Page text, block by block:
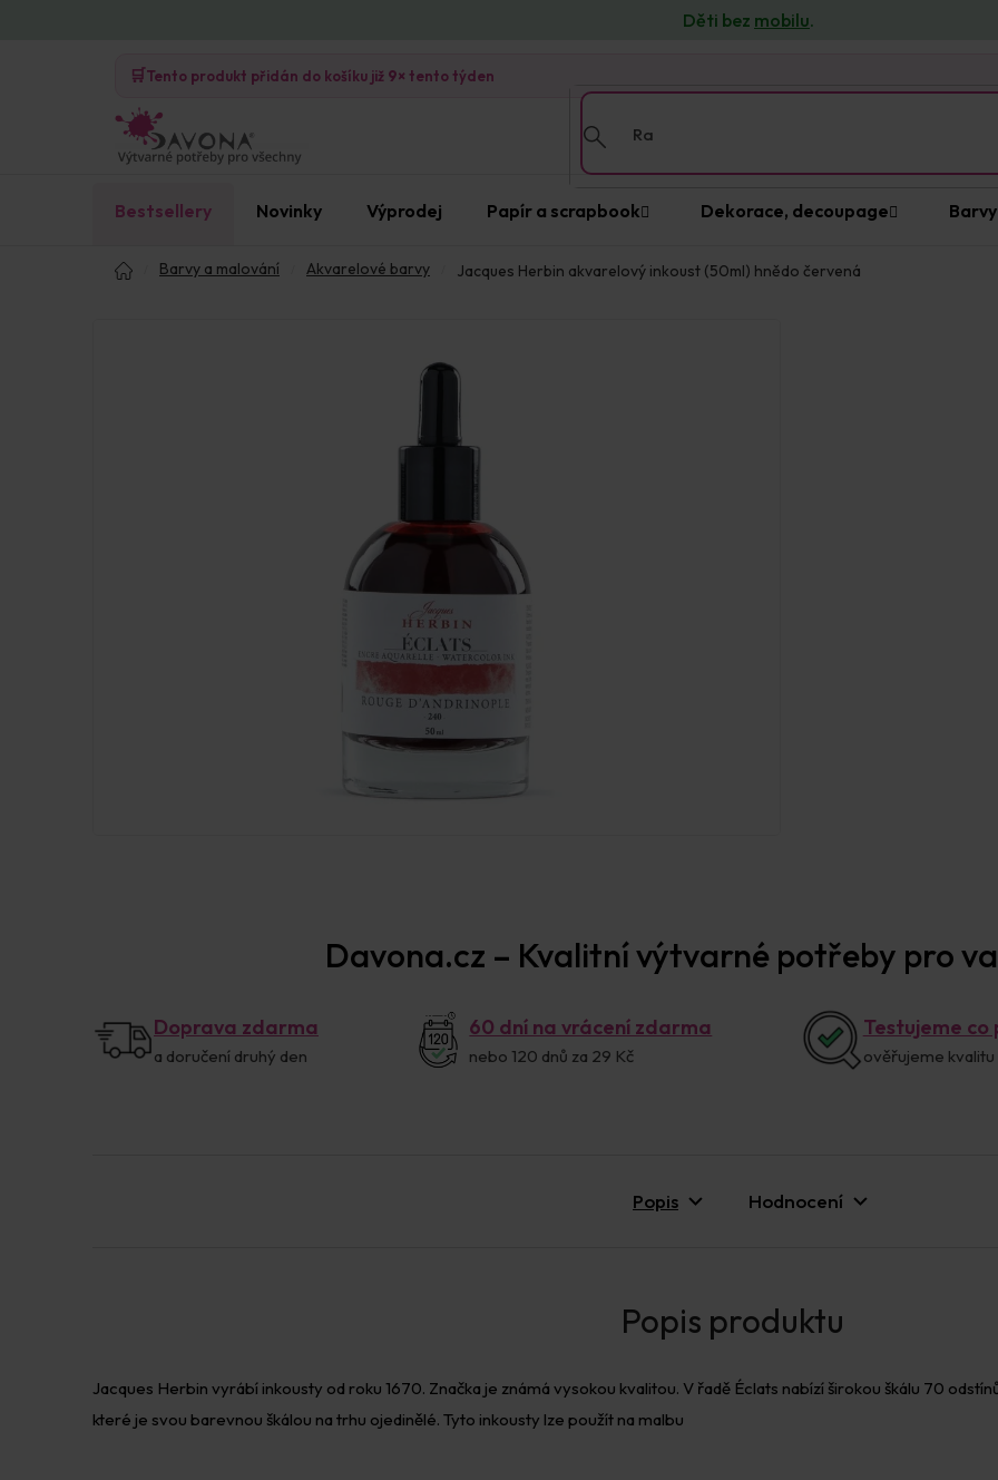
Děti bez mobilu.
🛒Tento produkt přidán do košíku již 9× tento týden
Bestsellery Novinky Výprodej Papír a scrapbook Dekorace, decoupage
Barvy a malování Akvarelové barvy Jacques Herbin akvarelový inkoust (50ml) hnědo červená
Davona.cz – Kvalitní výtvarné potřeby pro
Doprava zdarma
a doručení druhý den
60 dní na vrácení zdarma
nebo 120 dnů za 29 Kč
Testujeme
ověřujeme
Popis Hodnocení
Jacques Herbin vyrábí inkousty od roku 1670. Značka je známá vysokou kvalitou. V řadě Éclats nabízí širokou škálu 70
které je svou barevnou škálou na trhu ojedinělé. Tyto inkousty lze použít na malbu